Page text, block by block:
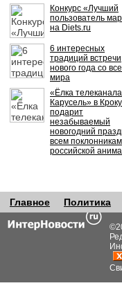
Конкурс «Лучший
пользователь
на Diets.ru
6 интересных
традиций встречи
нового года со
мира
«Ёлка телеканала
Карусель» в
подарит
незабываемый
новогодний
всем поклонникам
российской
Главное Политика